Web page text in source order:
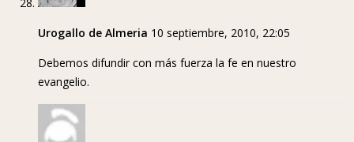
Urogallo de Almeria 10 septiembre, 2010, 22:05
Debemos difundir con más fuerza la fe en nuestro
evangelio.